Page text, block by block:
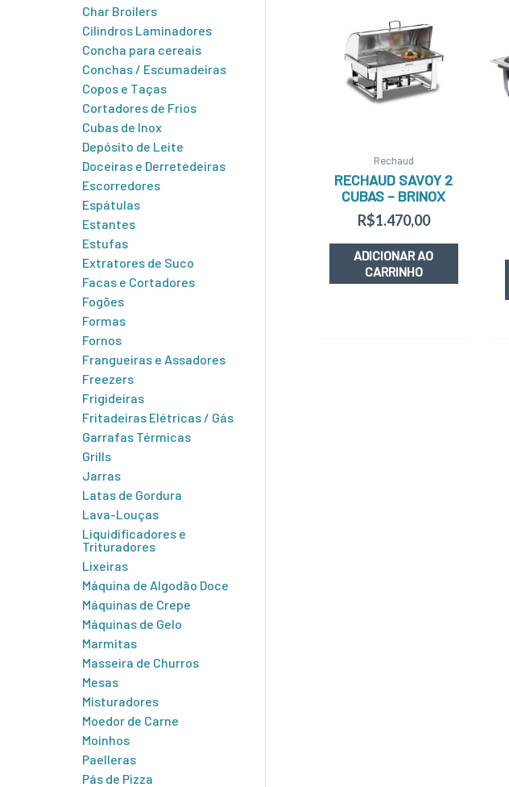
Char Broilers
Cilindros Laminadores
Concha para cereais
Conchas / Escumadeiras
Copos e Taças
Cortadores de Frios
Cubas de Inox
Depósito de Leite
Doceiras e Derretedeiras
Escorredores
Espátulas
Estantes
Estufas
Extratores de Suco
Facas e Cortadores
Fogões
Formas
Fornos
Frangueiras e Assadores
Freezers
Frigideiras
Fritadeiras Elétricas / Gás
Garrafas Térmicas
Grills
Jarras
Latas de Gordura
Lava-Louças
Liquidificadores e
Trituradores
Lixeiras
Máquina de Algodão Doce
Máquinas de Crepe
Máquinas de Gelo
Marmitas
Masseira de Churros
Mesas
Misturadores
Moedor de Carne
Moinhos
Paelleras
Pás de Pizza
Rechaud
RECHAUD SAVOY 2
CUBAS – BRINOX
R$1.470,00
ADICIONAR AO
CARRINHO